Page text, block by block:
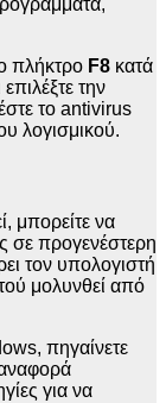
πλήκτρο F8 κατά
την
το antivirus
λογισμικού.
μπορείτε να
σε προγενέστερη
τον υπολογιστή
μολυνθεί από
πηγαίνετε
για να